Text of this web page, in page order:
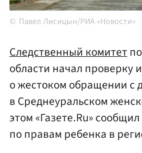
Павел Лисицын/РИА «Новости»
Следственный комитет
области начал проверку
о жестоком обращении с
в Среднеуральском
этом «Газете.Ru»
по правам ребенка в